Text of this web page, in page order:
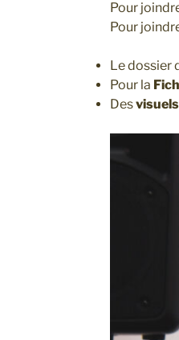
Pour
Pour
Le dossier
Pour la
Desvisuels